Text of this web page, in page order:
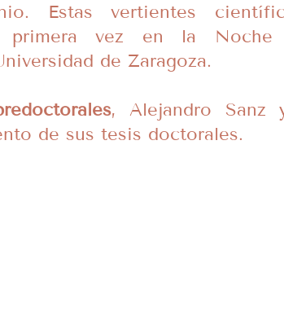
Estas vertientes
primera vez en la
de Zaragoza.
, Alejandro Sanz
de sus tesis doctorales.